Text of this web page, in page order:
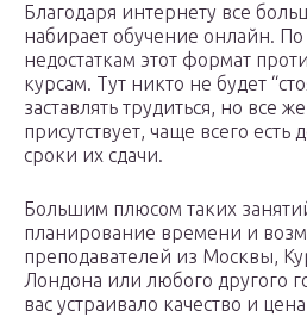
Благодаря интернету все
набирает обучение онлайн.
недостаткам этот формат
курсам. Тут никто не будет
заставлять трудиться, но все
присутствует, чаще всего
сроки их сдачи.
Большим плюсом таких
планирование времени и
преподавателей из Москвы,
Лондона или любого другого
вас устраивало качество и